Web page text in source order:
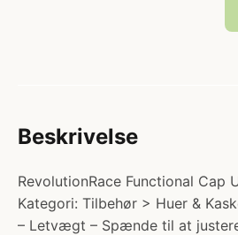
Beskrivelse
RevolutionRace Functional Cap
Kategori: Tilbehør > Huer &
– Letvægt – Spænde til at